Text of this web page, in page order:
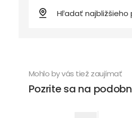
Mohlo by vás tiež zaujímať
Pozrite sa na